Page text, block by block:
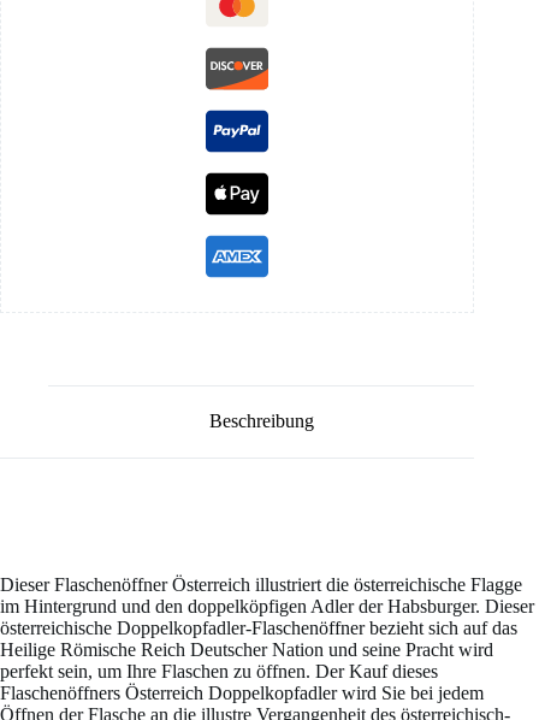
Beschreibung
Dieser Flaschenöffner Österreich illustriert die österreichische Flagge
im Hintergrund und den doppelköpfigen Adler der Habsburger. Dieser
österreichische Doppelkopfadler-Flaschenöffner bezieht sich auf das
Heilige Römische Reich Deutscher Nation und seine Pracht wird
perfekt sein, um Ihre Flaschen zu öffnen. Der Kauf dieses
Flaschenöffners Österreich Doppelkopfadler wird Sie bei jedem
Öffnen der Flasche an die illustre Vergangenheit des österreichisch-